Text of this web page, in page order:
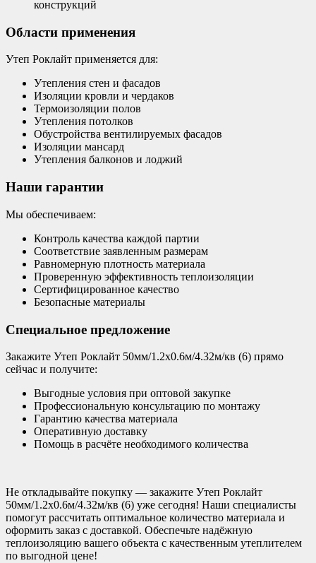
конструкций
Области применения
Утеп Роклайт применяется для:
Утепления стен и фасадов
Изоляции кровли и чердаков
Термоизоляции полов
Утепления потолков
Обустройства вентилируемых фасадов
Изоляции мансард
Утепления балконов и лоджий
Наши гарантии
Мы обеспечиваем:
Контроль качества каждой партии
Соответствие заявленным размерам
Равномерную плотность материала
Проверенную эффективность теплоизоляции
Сертифицированное качество
Безопасные материалы
Специальное предложение
Закажите Утеп Роклайт 50мм/1.2х0.6м/4.32м/кв (6) прямо
сейчас и получите:
Выгодные условия при оптовой закупке
Профессиональную консультацию по монтажу
Гарантию качества материала
Оперативную доставку
Помощь в расчёте необходимого количества
Не откладывайте покупку — закажите Утеп Роклайт
50мм/1.2х0.6м/4.32м/кв (6) уже сегодня! Наши специалисты
помогут рассчитать оптимальное количество материала и
оформить заказ с доставкой. Обеспечьте надёжную
теплоизоляцию вашего объекта с качественным утеплителем
по выгодной цене!